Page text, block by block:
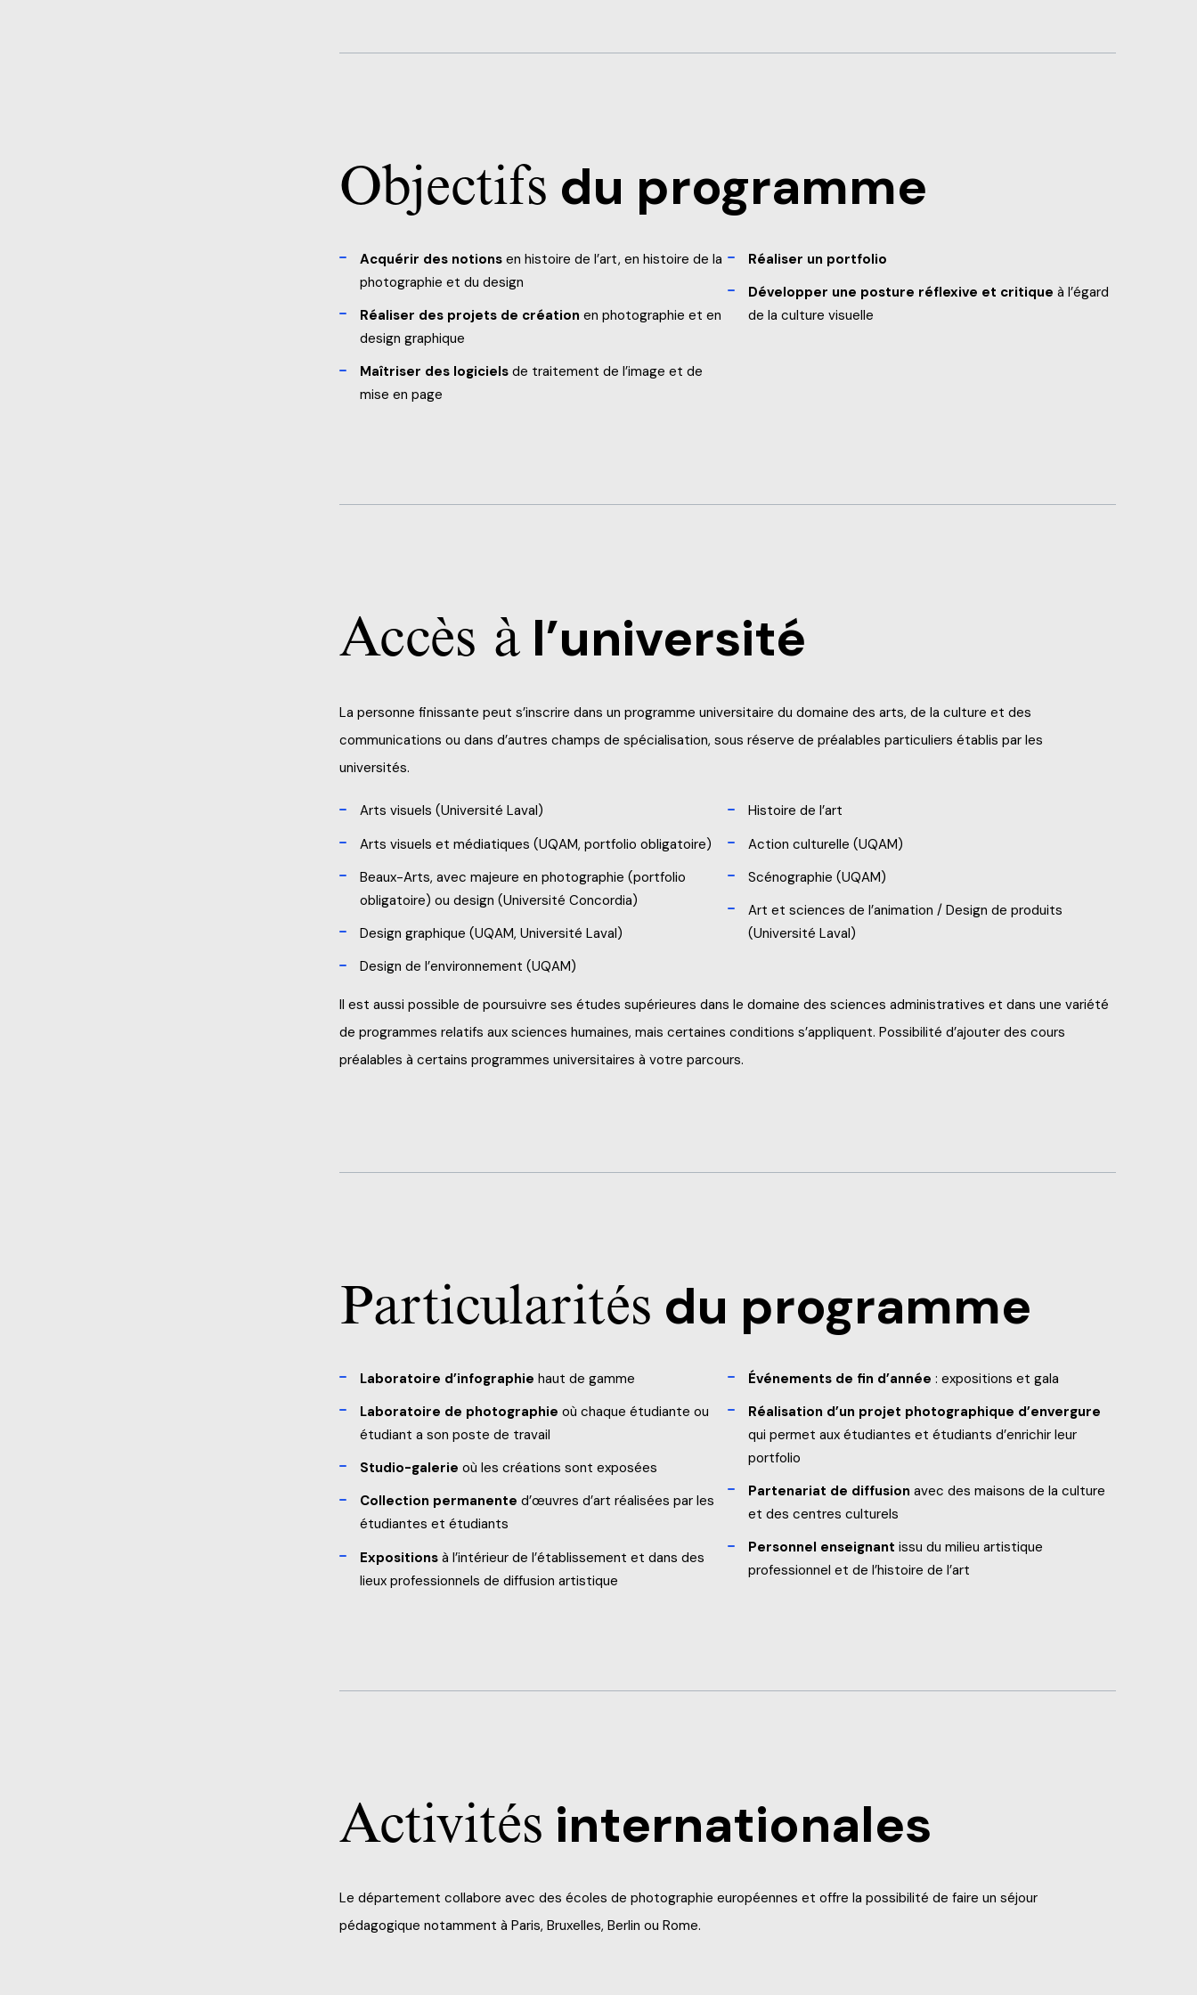
Sports, loisirs et camp de jour
Objectifs du programme
Acquérir des notionsen histoire de l’art, en histoire de la
photographie et du design
Réaliser des projets de création en photographie et en
design graphique
Maîtriser des logicielsde traitement de l’image et de
mise en page
Réaliser un portfolio
Développer une posture réflexive et critique à l’égard
de la culture visuelle
Accès à l’université
La personne finissante peut s’inscrire dans un programme universitaire du domaine des arts, de la culture et des
communications ou dans d’autres champs de spécialisation, sous réserve de préalables particuliers établis par les
universités.
Arts visuels (Université Laval)
Arts visuels et médiatiques (UQAM, portfolio obligatoire)
Beaux-Arts, avec majeure en photographie (portfolio
obligatoire) ou design (Université Concordia)
Design graphique (UQAM, Université Laval)
Design de l’environnement (UQAM)
Histoire de l’art
Action culturelle (UQAM)
Scénographie (UQAM)
Art et sciences de l’animation / Design de produits
(Université Laval)
Il est aussi possible de poursuivre ses études supérieures dans le domaine des sciences administratives et dans une variété
de programmes relatifs aux sciences humaines, mais certaines conditions s’appliquent. Possibilité d’ajouter des cours
préalables à certains programmes universitaires à votre parcours.
Particularités du programme
Laboratoire d’infographie haut de gamme
Laboratoire de photographie où chaque étudiante ou
étudiant a son poste de travail
Studio-galerie où les créations sont exposées
Collection permanente d’œuvres d’art réalisées par les
étudiantes et étudiants
Expositionsà l’intérieur de l’établissement et dans des
lieux professionnels de diffusion artistique
Événements de fin d’année : expositions et gala
Réalisation d’un projet photographique d’envergure
qui permet aux étudiantes et étudiants d’enrichir leur
portfolio
Partenariat de diffusion avec des maisons de la culture
et des centres culturels
Personnel enseignant issu du milieu artistique
professionnel et de l’histoire de l’art
Activités internationales
Le département collabore avec des écoles de photographie européennes et offre la possibilité de faire un séjour
pédagogique notamment à Paris, Bruxelles, Berlin ou Rome.